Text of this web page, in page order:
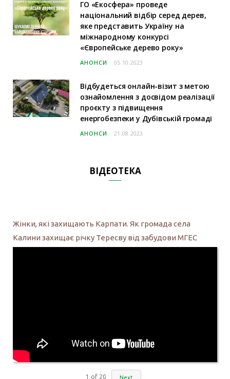
ГО «Екосфера» проведе
національний відбір серед дерев,
яке представить Україну на
міжнародному конкурсі
«Європейське дерево року»
АНОНСИ 05.10.2023
Відбудеться онлайн-візит з метою
ознайомлення з досвідом реалізації
проєкту з підвищення
енергобезпеки у Дубівській громаді
АНОНСИ 21.08.2023
ВІДЕОТЕКА
Жінки, які захищають Карпати. Як громада села
Калини захищає річку Тересву від забудови МГЕС
1 of 20 Next